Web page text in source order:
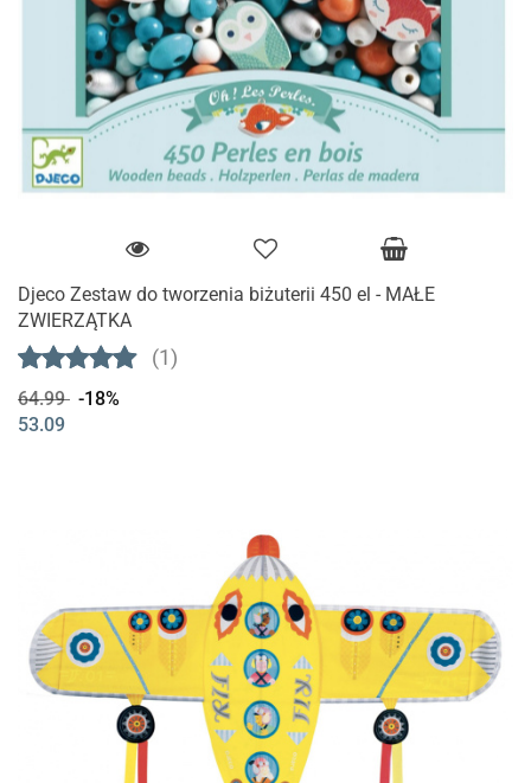
Djeco Zestaw do tworzenia biżuterii 450 el - MAŁE
ZWIERZĄTKA
(1)
64.99 -18%
53.09